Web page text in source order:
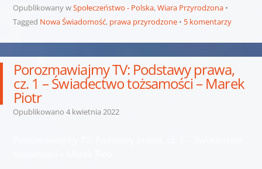
Opublikowany wSpołeczeństwo - Polska,Wiara Przyrodzona
Tagged Nowa Świadomość, prawa przyrodzone 5 komentarzy
Porozmawiajmy TV: Podstawy prawa,
cz. 1 – Świadectwo tożsamości – Marek
Piotr
Opublikowano 4 kwietnia 2022